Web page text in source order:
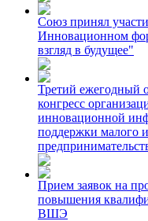
Союз принял
Инновационном
взгляд в будущее"
Третий ежегодный
конгресс
инновационной
поддержки малого
Прием заявок на
повышения
ВШЭ